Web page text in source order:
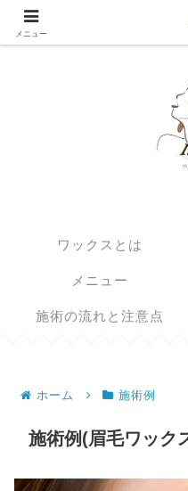
埼玉県北部の眉毛と
ワックスとは
メニュー
施術の流れと注意点
ホーム 施術例
施術例(眉毛ワック
メニュー